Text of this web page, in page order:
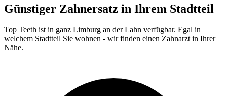
Günstiger Zahnersatz in Ihrem Stadtteil
Top Teeth ist in ganz Limburg an der Lahn verfügbar. Egal in
welchem Stadtteil Sie wohnen - wir finden einen Zahnarzt in Ihrer
Nähe.